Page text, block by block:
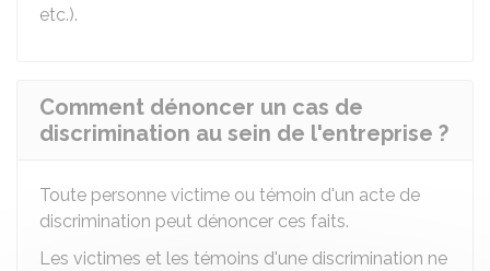
etc.).
Comment dénoncer un cas de
discrimination au sein de l'entreprise ?
Toute personne victime ou témoin d'un acte de
discrimination peut dénoncer ces faits.
Les victimes et les témoins d'une discrimination ne